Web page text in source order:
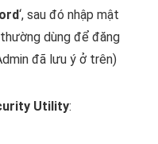
‘, sau đó nhập mật
dùng để đăng
đã lưu ý ở trên)
Utility: